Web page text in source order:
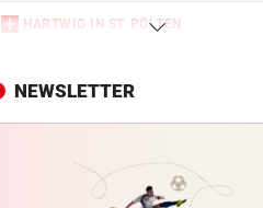
HARTWIG IN ST. PÖLTEN
„Weltmeister-Sprosses“
GEGEN WATTENS
Schlüssel zum Erfolg
NEWSLETTER